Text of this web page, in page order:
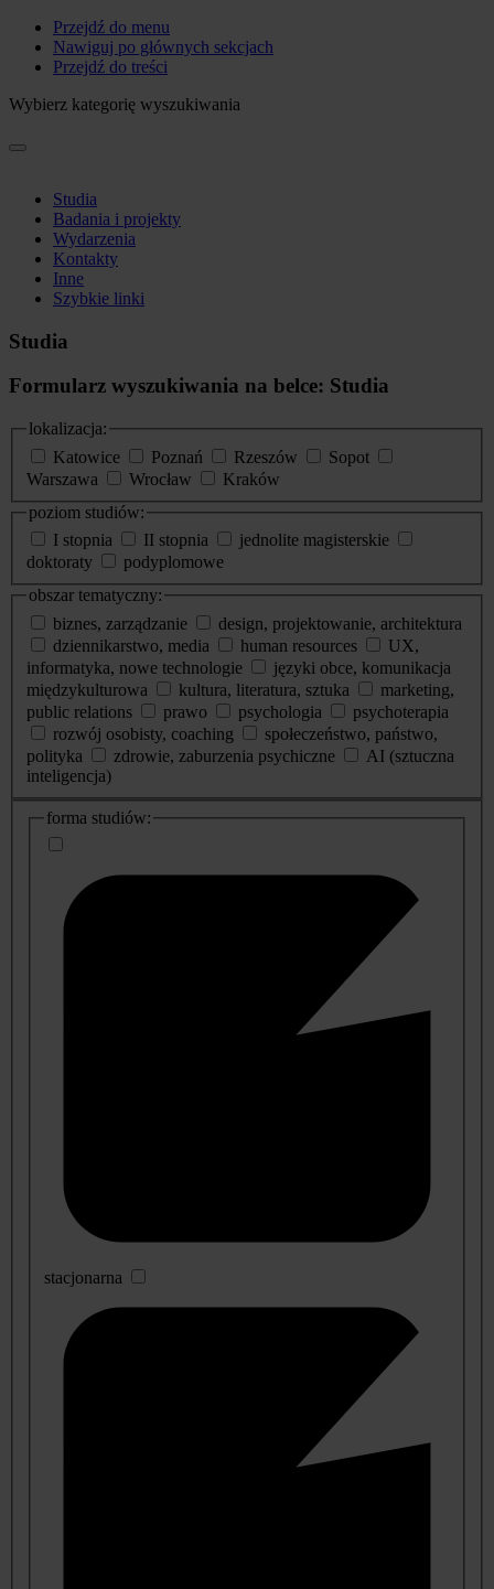
Przejdź do menu
Nawiguj po głównych sekcjach
Przejdź do treści
Wybierz kategorię wyszukiwania
Studia
Badania i projekty
Wydarzenia
Kontakty
Inne
Szybkie linki
Studia
Formularz wyszukiwania na belce: Studia
lokalizacja:
Katowice
Poznań Rzeszów
Sopot
Warszawa
Wrocław
Kraków
poziom studiów:
I stopnia
II stopnia
jednolite magisterskie
doktoraty
podyplomowe
obszar tematyczny:
biznes, zarządzanie
design, projektowanie, architektura
dziennikarstwo, media
human resources
UX,
informatyka, nowe technologie
języki obce, komunikacja
międzykulturowa
kultura, literatura, sztuka
marketing,
public relations
prawo psychologia
psychoterapia
rozwój osobisty, coaching
społeczeństwo, państwo,
polityka
zdrowie, zaburzenia psychiczne
AI (sztuczna
inteligencja)
dodatkowe
informacje
forma studiów:
stacjonarna